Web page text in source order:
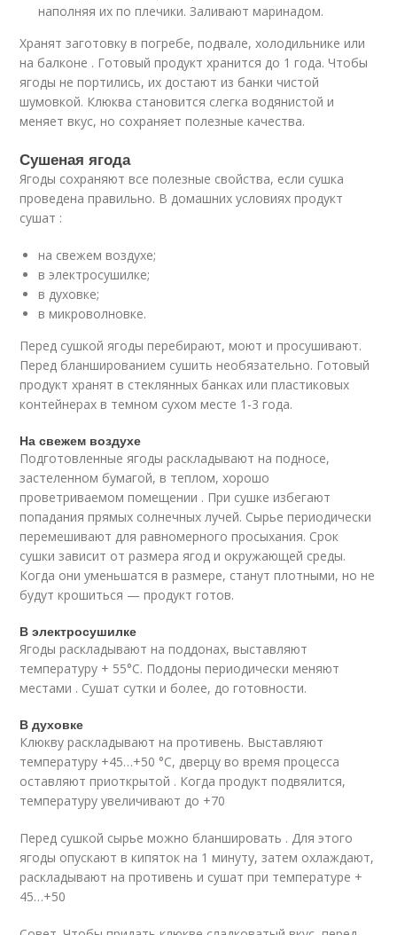
наполняя их по плечики. Заливают маринадом.
Хранят заготовку в погребе, подвале, холодильнике или
на балконе . Готовый продукт хранится до 1 года. Чтобы
ягоды не портились, их достают из банки чистой
шумовкой. Клюква становится слегка водянистой и
меняет вкус, но сохраняет полезные качества.
Сушеная ягода
Ягоды сохраняют все полезные свойства, если сушка
проведена правильно. В домашних условиях продукт
сушат :
на свежем воздухе;
в электросушилке;
в духовке;
в микроволновке.
Перед сушкой ягоды перебирают, моют и просушивают.
Перед бланшированием сушить необязательно. Готовый
продукт хранят в стеклянных банках или пластиковых
контейнерах в темном сухом месте 1-3 года.
На свежем воздухе
Подготовленные ягоды раскладывают на подносе,
застеленном бумагой, в теплом, хорошо
проветриваемом помещении . При сушке избегают
попадания прямых солнечных лучей. Сырье периодически
перемешивают для равномерного просыхания. Срок
сушки зависит от размера ягод и окружающей среды.
Когда они уменьшатся в размере, станут плотными, но не
будут крошиться — продукт готов.
В электросушилке
Ягоды раскладывают на поддонах, выставляют
температуру + 55°С. Поддоны периодически меняют
местами . Сушат сутки и более, до готовности.
В духовке
Клюкву раскладывают на противень. Выставляют
температуру +45…+50 °С, дверцу во время процесса
оставляют приоткрытой . Когда продукт подвялится,
температуру увеличивают до +70
Перед сушкой сырье можно бланшировать . Для этого
ягоды опускают в кипяток на 1 минуту, затем охлаждают,
раскладывают на противень и сушат при температуре +
45…+50